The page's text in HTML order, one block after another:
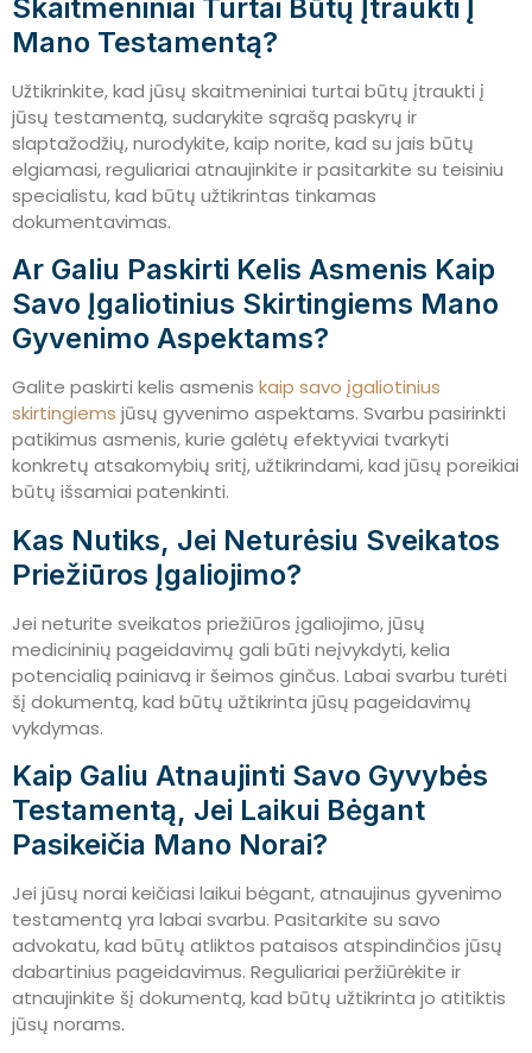
Skaitmeniniai Turtai Būtų Įtraukti Į
Mano Testamentą?
Užtikrinkite, kad jūsų skaitmeniniai turtai būtų įtraukti į
jūsų testamentą, sudarykite sąrašą paskyrų ir
slaptažodžių, nurodykite, kaip norite, kad su jais būtų
elgiamasi, reguliariai atnaujinkite ir pasitarkite su teisiniu
specialistu, kad būtų užtikrintas tinkamas
dokumentavimas.
Ar Galiu Paskirti Kelis Asmenis Kaip
Savo Įgaliotinius Skirtingiems Mano
Gyvenimo Aspektams?
Galite paskirti kelis asmenis kaip savo įgaliotinius
skirtingiems jūsų gyvenimo aspektams. Svarbu pasirinkti
patikimus asmenis, kurie galėtų efektyviai tvarkyti
konkretų atsakomybių sritį, užtikrindami, kad jūsų poreikiai
būtų išsamiai patenkinti.
Kas Nutiks, Jei Neturėsiu Sveikatos
Priežiūros Įgaliojimo?
Jei neturite sveikatos priežiūros įgaliojimo, jūsų
medicininių pageidavimų gali būti neįvykdyti, kelia
potencialią painiavą ir šeimos ginčus. Labai svarbu turėti
šį dokumentą, kad būtų užtikrinta jūsų pageidavimų
vykdymas.
Kaip Galiu Atnaujinti Savo Gyvybės
Testamentą, Jei Laikui Bėgant
Pasikeičia Mano Norai?
Jei jūsų norai keičiasi laikui bėgant, atnaujinus gyvenimo
testamentą yra labai svarbu. Pasitarkite su savo
advokatu, kad būtų atliktos pataisos atspindinčios jūsų
dabartinius pageidavimus. Reguliariai peržiūrėkite ir
atnaujinkite šį dokumentą, kad būtų užtikrinta jo atitiktis
jūsų norams.